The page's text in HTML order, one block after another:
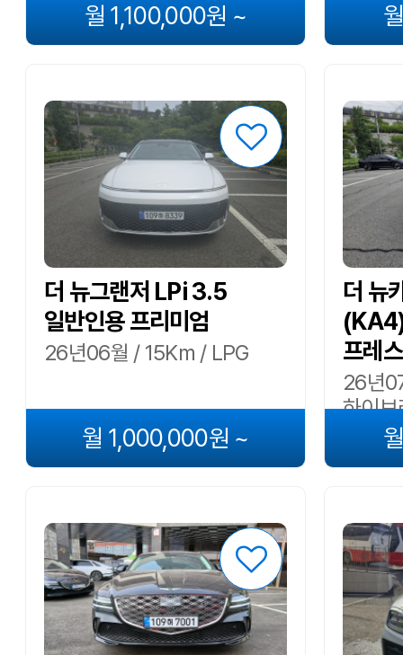
월 1,100,000원 ~
더 뉴그랜저 LPi 3.5
일반인용 프리미엄
26년06월 / 15Km / LPG
월 1,000,000원 ~
더 뉴
프레
26년
하이브